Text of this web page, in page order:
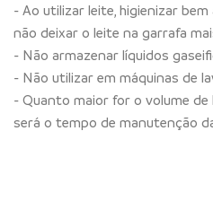
- Ao utilizar leite, higienizar
não deixar o leite na garrafa
- Não armazenar líquidos
- Não utilizar em máquinas de
- Quanto maior for o volume de
será o tempo de manutenção